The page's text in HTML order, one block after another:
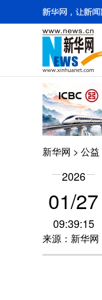
新华网 > 公益
2026
01/27
09:39:15
来源：新华网